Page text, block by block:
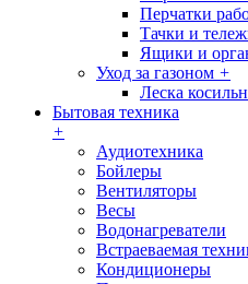
Перчатки
Тачки и
Ящики и
Уход за газоном +
Леска
Бытовая техника
+
Аудиотехника
Бойлеры
Вентиляторы
Весы
Водонагреватели
Встраеваемая
Кондиционеры